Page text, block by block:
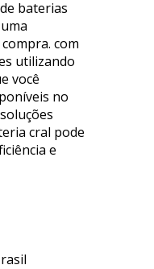
baterias
com
utilizando
você
no
cral pode
e